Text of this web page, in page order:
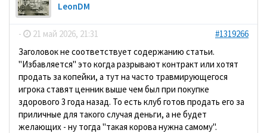
LeonDM
- 21 май 2026, 21:31
#1319266
Заголовок не соответствует содержанию статьи.
"Избавляется" это когда разрывают контракт или хотят
продать за копейки, а тут на часто травмирующегося
игрока ставят ценник выше чем был при покупке
здорового 3 года назад. То есть клуб готов продать его за
приличные для такого случая деньги, а не будет
желающих - ну тогда "такая корова нужна самому".